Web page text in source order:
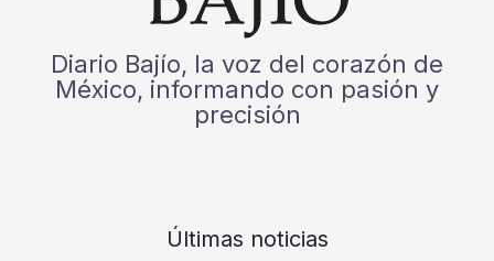
Diario Bajío, la voz del corazón de
México, informando con pasión y
precisión
Últimas noticias